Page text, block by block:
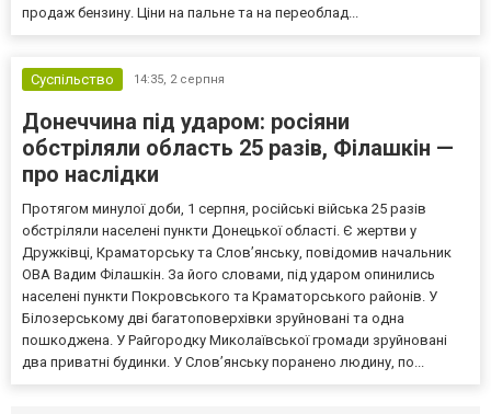
продаж бензину. Ціни на пальне та на переоблад...
Суспільство 14:35, 2 серпня
Донеччина під ударом: росіяни
обстріляли область 25 разів, Філашкін —
про наслідки
Протягом минулої доби, 1 серпня, російські війська 25 разів
обстріляли населені пункти Донецької області. Є жертви у
Дружківці, Краматорську та Слов’янську, повідомив начальник
ОВА Вадим Філашкін. За його словами, під ударом опинились
населені пункти Покровського та Краматорського районів. У
Білозерському дві багатоповерхівки зруйновані та одна
пошкоджена. У Райгородку Миколаївської громади зруйновані
два приватні будинки. У Слов’янську поранено людину, по...